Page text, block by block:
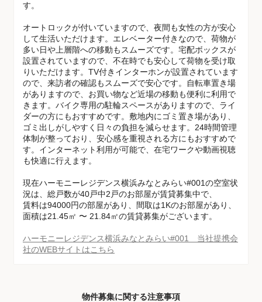
す。
オートロックが付いていますので、夜間も女性の方が安心
して生活いただけます。エレベーター付きなので、荷物が
多い日や上層階への移動もスムーズです。宅配ボックスが
設置されていますので、不在時でも安心して荷物を受け取
りいただけます。TV付きインターホンが設置されています
ので、来訪者の確認もスムーズで安心です。自転車置き場
がありますので、お買い物など近場の移動も便利に利用で
きます。バイク専用の駐輪スペースがありますので、ライ
ダーの方にもおすすめです。敷地内にゴミ置き場があり、
ゴミ出しがしやすく日々の負担を減らせます。24時間管理
体制が整っており、安心感を重視される方にもおすすめで
す。インターネット利用が可能で、在宅ワークや動画視聴
も快適に行えます。
現在ハーモニーレジデンス横浜みなとみらい#001の空室状
況は、総戸数が40戸中2戸のお部屋が賃貸募集中で、
賃料は94000円の部屋があり、間取は1Kのお部屋があり、
面積は21.45㎡ 〜 21.84㎡の賃貸募集がございます。
ハーモニーレジデンス横浜みなとみらい#001 当社提携会
社のWEBサイトはこちら
物件募集に関する注意事項